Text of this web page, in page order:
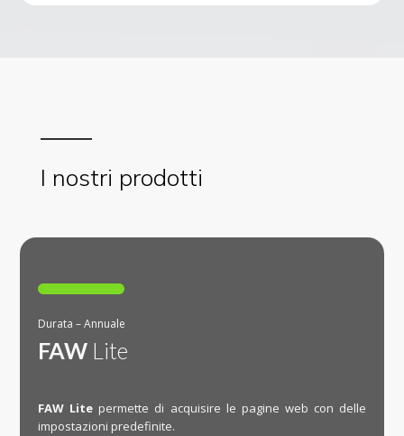
I nostri prodotti

Durata – Annuale
FAW Lite
FAW Lite permette di acquisire le pagine web con delle
impostazioni predefinite.